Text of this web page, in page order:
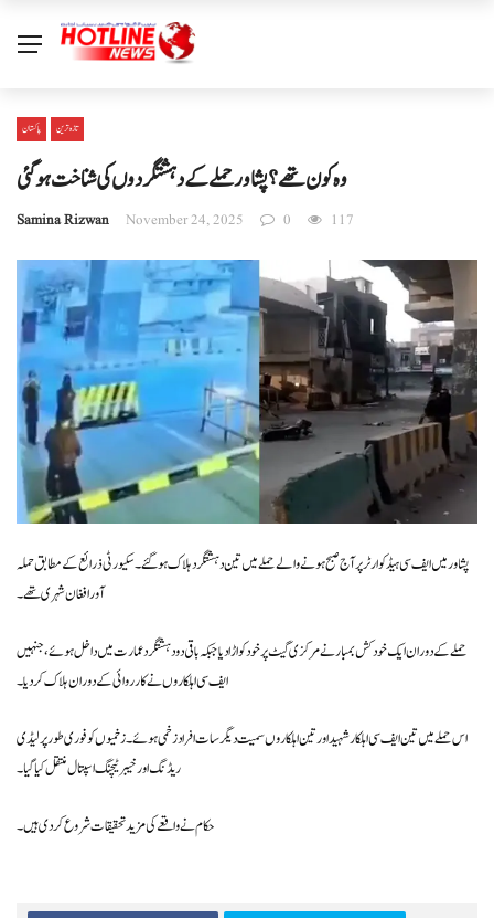
پاکستان تازہ ترین
وہ کون تھے؟ پشاور حملے کےدہشتگردوں کی شناخت ہوگئی
Samina Rizwan November 24, 2025 0 117
پشاور میں ایف سی ہیڈ کوارٹر پر آج صبح ہونے والے حملے میں تین دہشتگرد ہلاک ہو گئے۔ سکیورٹی ذرائع کے مطابق حملہ
آور افغان شہری تھے۔
حملے کے دوران ایک خودکش بمبار نے مرکزی گیٹ پر خود کو اڑا دیا جبکہ باقی دو دہشتگرد عمارت میں داخل ہوئے، جنہیں
ایف سی اہلکاروں نے کارروائی کے دوران ہلاک کر دیا۔
اس حملے میں تین ایف سی اہلکار شہید اور تین اہلکاروں سمیت دیگر سات افراد زخمی ہوئے۔ زخمیوں کو فوری طور پر لیڈی
ریڈنگ اور خیبر ٹیچنگ اسپتال منتقل کیا گیا۔
حکام نے واقعے کی مزید تحقیقات شروع کر دی ہیں۔